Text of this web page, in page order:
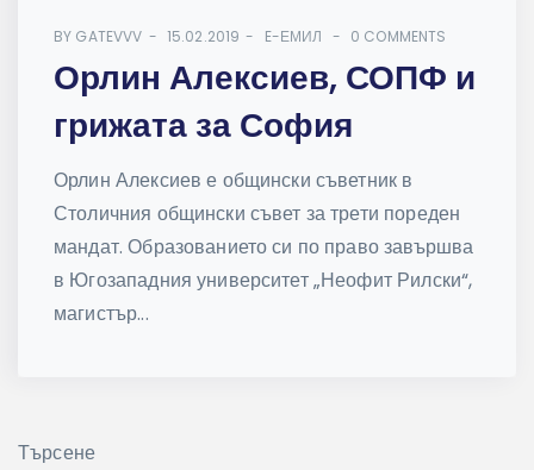
BY GATEVVV 15.02.2019 E-ЕМИЛ 0 COMMENTS
Орлин Алексиев, СОПФ и
грижата за София
Орлин Алексиев е общински съветник в
Столичния общински съвет за трети пореден
мандат. Образованието си по право завършва
в Югозападния университет „Неофит Рилски“,
магистър...
Търсене